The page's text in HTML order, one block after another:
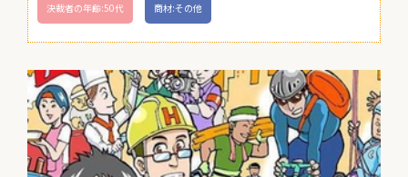
決裁者の年齢:50代 商材:その他